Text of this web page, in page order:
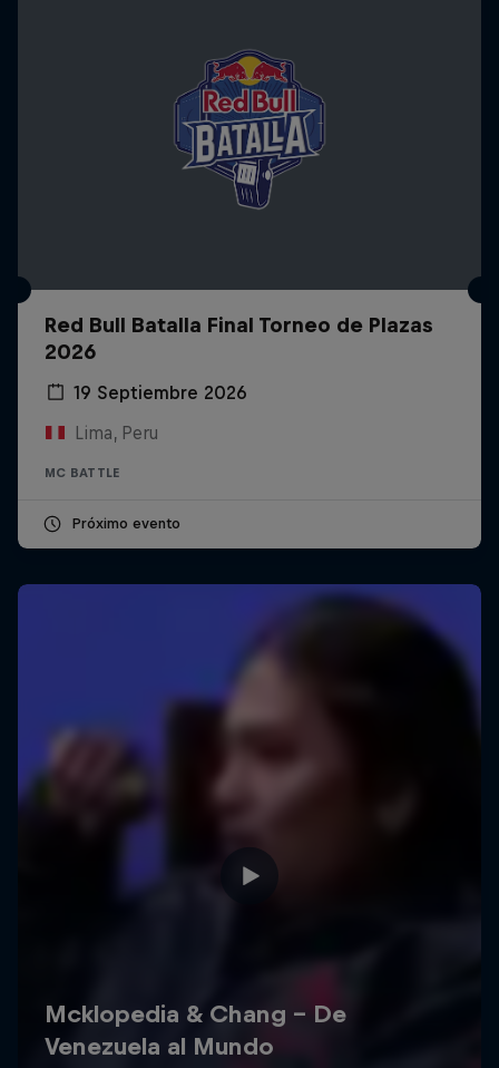
Red Bull Batalla Final Torneo de Plazas
2026
19 Septiembre 2026
Lima, Peru
MC BATTLE
Próximo evento